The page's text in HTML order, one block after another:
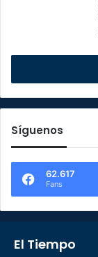
Síguenos
62.617
Fans
El Tiempo